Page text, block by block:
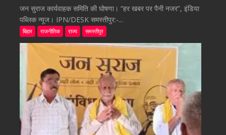
जन सुराज कार्यवाहक समिति की घोषणा। “हर खबर पर पैनी नजर”, इंडिया
पब्लिक न्यूज। IPN/DESK समस्तीपुर:-...
बिहार राजनीतिक राज्य समस्तीपुर